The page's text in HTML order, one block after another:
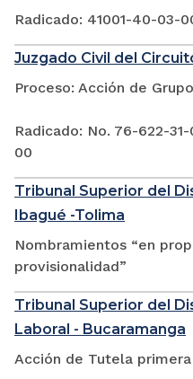
Radicado: 41001-40-03-
Juzgado Civil del
Proceso: Acción de Grupo
Radicado: No. 76-622-
00
Tribunal Superior del
Ibagué -Tolima
Nombramientos “en
provisionalidad”
Tribunal Superior del
Laboral - Bucaramanga
Acción de Tutela